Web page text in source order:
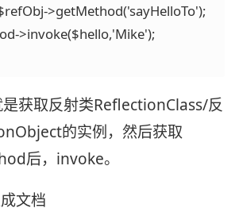
>getMethod('sayHelloTo');
>invoke($hello,'Mike');
获取反射类ReflectionClass/反
的实例，然后获取
后，invoke。
文档